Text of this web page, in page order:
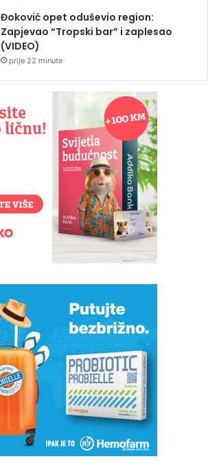
Đoković opet oduševio region:
Zapjevao “Tropski bar” i zaplesao
(VIDEO)
prije 22 minute